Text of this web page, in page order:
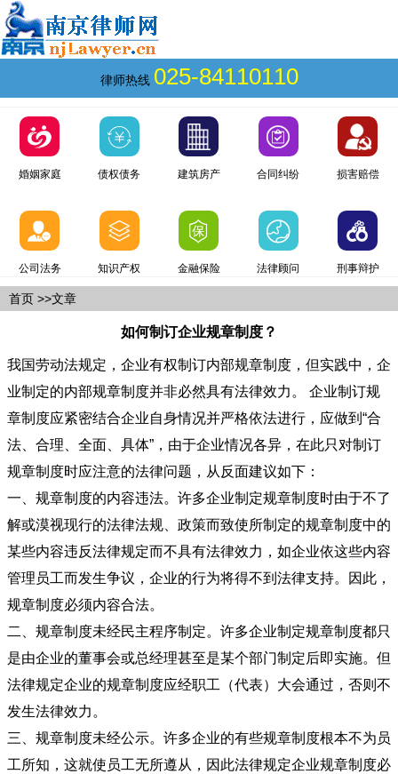
律师热线 025-84110110
婚姻家庭 债权债务 建筑房产 合同纠纷 损害赔偿
公司法务 知识产权 金融保险 法律顾问 刑事辩护
首页 >>文章
如何制订企业规章制度？
我国劳动法规定，企业有权制订内部规章制度，但实践中，企
业制定的内部规章制度并非必然具有法律效力。 企业制订规
章制度应紧密结合企业自身情况并严格依法进行，应做到“合
法、合理、全面、具体”，由于企业情况各异，在此只对制订
规章制度时应注意的法律问题，从反面建议如下：
一、规章制度的内容违法。许多企业制定规章制度时由于不了
解或漠视现行的法律法规、政策而致使所制定的规章制度中的
某些内容违反法律规定而不具有法律效力，如企业依这些内容
管理员工而发生争议，企业的行为将得不到法律支持。因此，
规章制度必须内容合法。
二、规章制度未经民主程序制定。许多企业制定规章制度都只
是由企业的董事会或总经理甚至是某个部门制定后即实施。但
法律规定企业的规章制度应经职工（代表）大会通过，否则不
发生法律效力。
三、规章制度未经公示。许多企业的有些规章制度根本不为员
工所知，这就使员工无所遵从，因此法律规定企业规章制度必